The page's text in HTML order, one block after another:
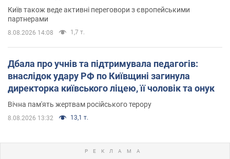
Київ також веде активні переговори з європейськими
партнерами
8.08.2026 14:08 1,7 т.
Дбала про учнів та підтримувала педагогів:
внаслідок удару РФ по Київщині загинула
директорка київського ліцею, її чоловік та онук
Вічна пам'ять жертвам російського терору
8.08.2026 13:32 13,1 т.